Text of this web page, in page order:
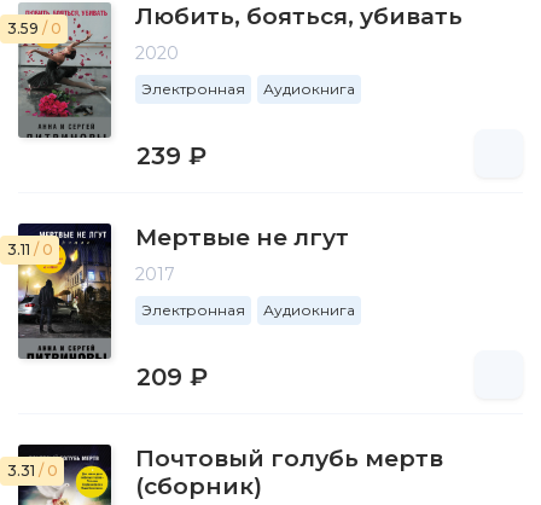
3.59 / 0 Любить, бояться, убивать
2020
Электронная Аудиокнига
239 ₽
3.11 / 0 Мертвые не лгут
2017
Электронная Аудиокнига
209 ₽
3.31 / 0
Почтовый голубь мертв
(сборник)